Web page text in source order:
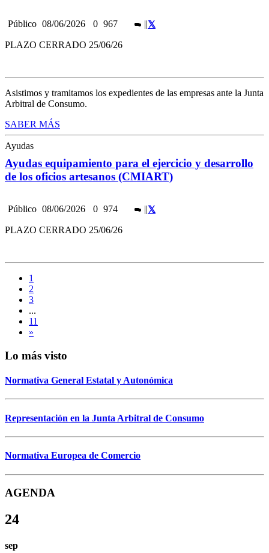
Público 08/06/2026 0 967 ||
PLAZO CERRADO 25/06/26
Asistimos y tramitamos los expedientes de las empresas ante la Junta
Arbitral de Consumo.
SABER MÁS
Ayudas
Ayudas equipamiento para el ejercicio y desarrollo
de los oficios artesanos (CMIART)
Público 08/06/2026 0 974 ||
PLAZO CERRADO 25/06/26
1
2
3
...
11
»
Lo más visto
Normativa General Estatal y Autonómica
Representación en la Junta Arbitral de Consumo
Normativa Europea de Comercio
AGENDA
24
sep